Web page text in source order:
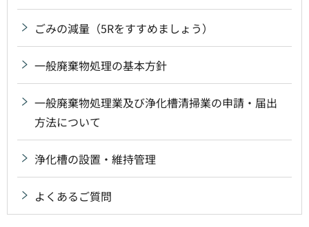
ごみの減量（5Rをすすめましょう）
一般廃棄物処理の基本方針
一般廃棄物処理業及び浄化槽清掃業の申請・届出
方法について
浄化槽の設置・維持管理
よくあるご質問